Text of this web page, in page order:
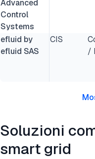
Advanced
Control
Systems
efluid by
efluid SAS
CIS
/
Soluzioni
smart grid